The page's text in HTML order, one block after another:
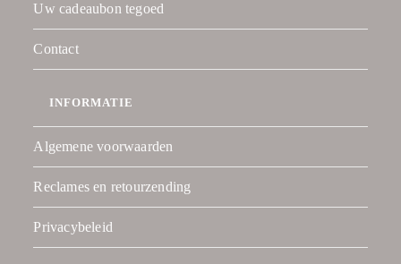
Uw cadeaubon tegoed
Contact
INFORMATIE
Algemene voorwaarden
Reclames en retourzending
Privacybeleid